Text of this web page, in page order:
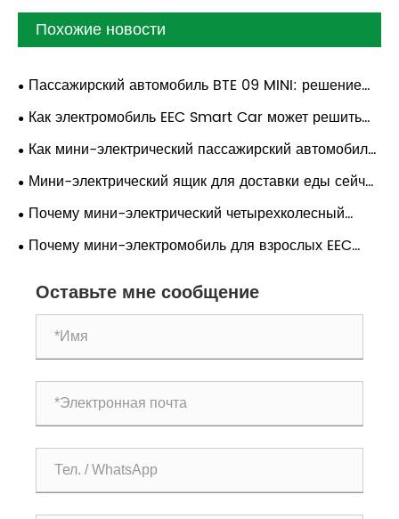
Похожие новости
Пассажирский автомобиль BTE 09 MINI: решение
для городской мобильности от Bontu
Как электромобиль EEC Smart Car может решить
ваши ежедневные проблемы мобильности?
Как мини-электрический пассажирский автомобиль
EEC может изменить городские путешествия?
Мини-электрический ящик для доставки еды сейчас
в моде — новый легкий и эффективный вариант.
Почему мини-электрический четырехколесный
автомобиль становится новым выбором для
городской мобильности?
Почему мини-электромобиль для взрослых EEC
поездок?
Оставьте мне сообщение